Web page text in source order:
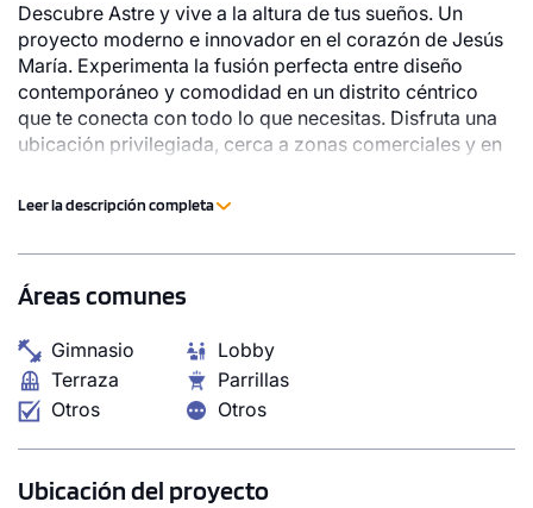
Descubre Astre y vive a la altura de tus sueños. Un
proyecto moderno e innovador en el corazón de Jesús
María. Experimenta la fusión perfecta entre diseño
contemporáneo y comodidad en un distrito céntrico
que te conecta con todo lo que necesitas. Disfruta una
ubicación privilegiada, cerca a zonas comerciales y en
ideal para familias que buscan calidad de vida en un
Leer la descripción completa
Áreas comunes
Gimnasio
Lobby
Terraza
Parrillas
Otros
Otros
Ubicación del proyecto